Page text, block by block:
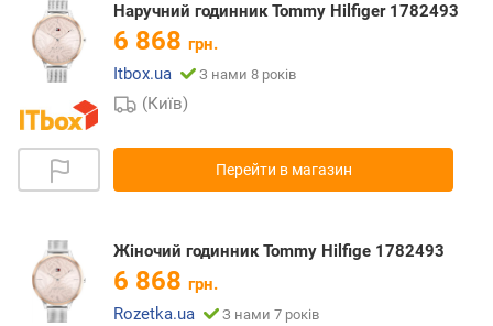
Наручний годинник Tommy Hilfiger 1782493
6 868 грн.
Itbox.ua
З нами 8 років
(Київ)
Перейти в магазин
Жіночий годинник Tommy Hilfige 1782493
6 868 грн.
Rozetka.ua
З нами 7 років